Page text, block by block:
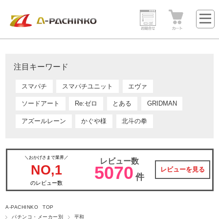
注目キーワード
スマパチ スマパチユニット エヴァ
ソードアート Re:ゼロ とある GRIDMAN
アズールレーン かぐや様 北斗の拳
＼おかげさまで業界／
NO,1
のレビュー数
レビュー数
5070 件
レビューを見る
A-PACHINKO TOP
パチンコ・メーカー別
平和